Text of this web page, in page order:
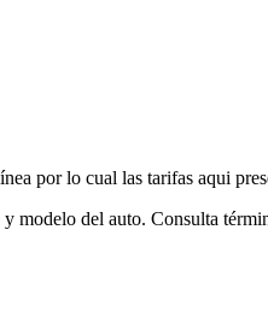
por lo cual las tarifas aqui
modelo del auto. Consulta